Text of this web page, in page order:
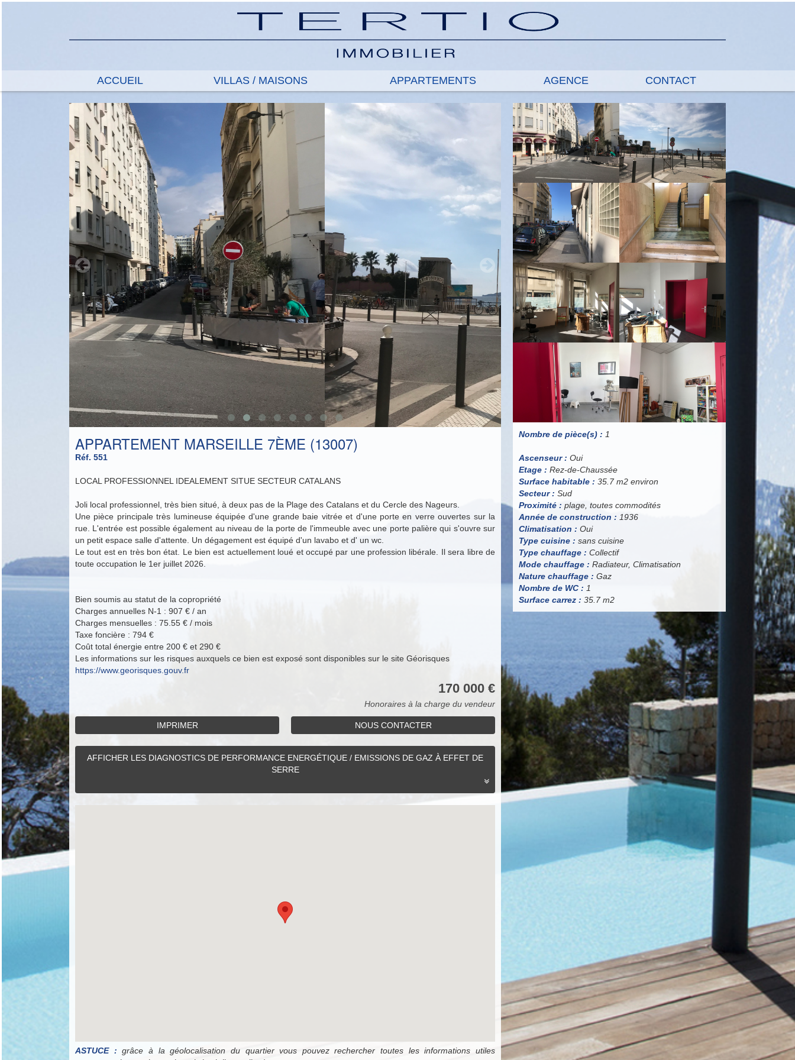
ACCUEIL VILLAS / MAISONS APPARTEMENTS AGENCE CONTACT
APPARTEMENT MARSEILLE 7ÈME (13007)
Réf. 551
LOCAL PROFESSIONNEL IDEALEMENT SITUE SECTEUR CATALANS
Joli local professionnel, très bien situé, à deux pas de la Plage des Catalans et du Cercle des Nageurs.
Une pièce principale très lumineuse équipée d'une grande baie vitrée et d'une porte en verre ouvertes sur la
rue. L'entrée est possible également au niveau de la porte de l'immeuble avec une porte palière qui s'ouvre sur
un petit espace salle d'attente. Un dégagement est équipé d'un lavabo et d' un wc.
Le tout est en très bon état. Le bien est actuellement loué et occupé par une profession libérale. Il sera libre de
toute occupation le 1er juillet 2026.
Bien soumis au statut de la copropriété
Charges annuelles N-1 : 907 € / an
Charges mensuelles : 75.55 € / mois
Taxe foncière : 794 €
Coût total énergie entre 200 € et 290 €
Les informations sur les risques auxquels ce bien est exposé sont disponibles sur le site Géorisques
https://www.georisques.gouv.fr
170 000 €
Honoraires à la charge du vendeur
IMPRIMER NOUS CONTACTER
AFFICHER LES DIAGNOSTICS DE PERFORMANCE ENERGÉTIQUE / EMISSIONS DE GAZ À EFFET DE
SERRE
ASTUCE : grâce à la géolocalisation du quartier vous pouvez rechercher toutes les informations utiles
Nombre de pièce(s) : 1
Ascenseur : Oui
Etage : Rez-de-Chaussée
Surface habitable : 35.7 m2 environ
Secteur : Sud
Proximité : plage, toutes commodités
Année de construction : 1936
Climatisation : Oui
Type cuisine : sans cuisine
Type chauffage : Collectif
Mode chauffage : Radiateur, Climatisation
Nature chauffage : Gaz
Nombre de WC : 1
Surface carrez : 35.7 m2